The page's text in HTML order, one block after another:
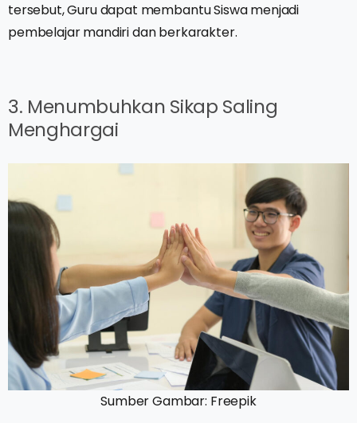
tersebut, Guru dapat membantu Siswa menjadi
pembelajar mandiri dan berkarakter.
3. Menumbuhkan Sikap Saling
Menghargai
Sumber Gambar: Freepik